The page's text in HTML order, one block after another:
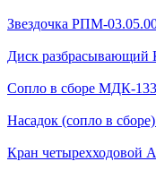
Звездочка РПМ-
Диск разбрасывающий
Сопло в сборе МДК-
Насадок (сопло в
Кран четырехходовой